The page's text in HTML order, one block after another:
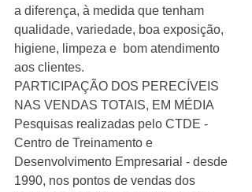
a diferença, à medida que tenham
qualidade, variedade, boa exposição,
higiene, limpeza e  bom atendimento
aos clientes.
PARTICIPAÇÃO DOS PERECÍVEIS
NAS VENDAS TOTAIS, EM MÉDIA
Pesquisas realizadas pelo CTDE -
Centro de Treinamento e
Desenvolvimento Empresarial - desde
1990, nos pontos de vendas dos